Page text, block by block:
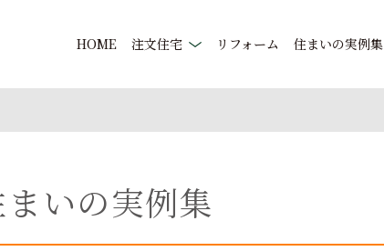
HOME 注文住宅 リフォーム 住まいの実例集
いの実例集